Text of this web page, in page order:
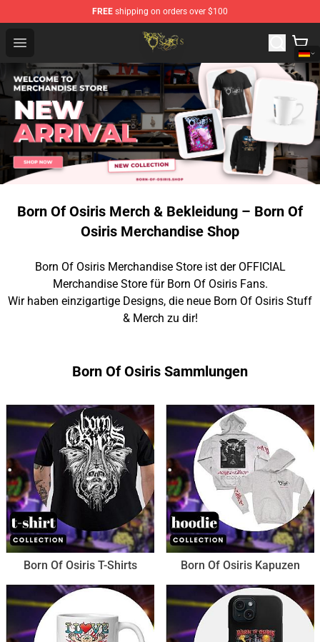
FREE shipping on orders over $100
Open menu
Born Of Osiris Store - Official Born Of Osiris
Born Of Osiris Merch & Bekleidung – Born Of
Osiris Merchandise Shop
Born Of Osiris Merchandise Store ist der OFFICIAL
Merchandise Store für Born Of Osiris Fans.
Wir haben einzigartige Designs, die neue Born Of Osiris Stuff
& Merch zu dir!
Born Of Osiris Sammlungen
Born Of Osiris T-Shirts Born Of Osiris Kapuzen